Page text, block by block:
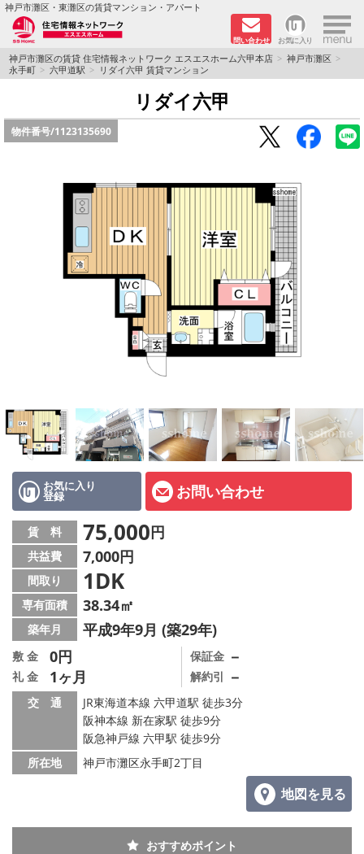
神戸市灘区・東灘区の賃貸マンション・アパート
問い合わせ お気に入り ×
TOPページ
学生さん向け物件
ペット飼育可物件
路線·駅から探す
会社概要
メールでお問い合わせ
神戸市灘区の賃貸 住宅情報ネットワーク エスエスホーム六甲本店
神戸市灘区
永手町
六甲道駅 リダイ六甲 賃貸マンション
リダイ六甲
物件番号/1123135690
お気に入り
登録 お問い合わせ
賃 料 75,000円
共益費 7,000円
間取り 1DK
専有面積 38.34㎡
築年月 平成9年9月 (築29年)
敷 金 0円
礼 金 1ヶ月
保証金 －
解約引 －
交 通
JR東海道本線 六甲道駅 徒歩3分
阪神本線 新在家駅 徒歩9分
阪急神戸線 六甲駅 徒歩9分
所在地
神戸市灘区永手町2丁目
地図を見る
おすすめポイント